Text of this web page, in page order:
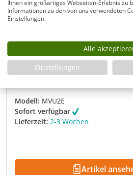
VSG Duschkabine U Form
Rahmenlose U Duschkabine mit
Maßanfertigung frei
8 mm VSG Glas Höhe frei
Modell: MVU2E
Sofort verfügbar
Lieferzeit: 2-3 Wochen
Artikel
Ihnen ein großartiges Webseiten-Erlebnis zu
Informationen zu den von uns verwendeten
Einstellungen.
Alle
Einstellungen